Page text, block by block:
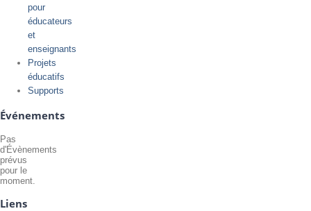
pour
éducateurs
et
enseignants
Projets
éducatifs
Supports
Événements
Pas
d'Évènements
prévus
pour le
moment.
Liens